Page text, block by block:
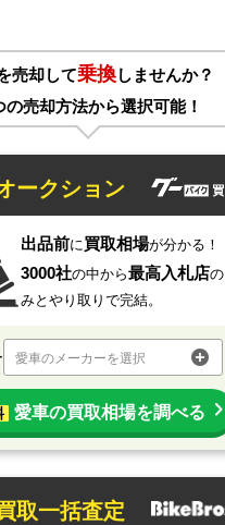
売却して乗換しませんか？
の売却方法から選択可能！
ークション
出品前に買取相場が分かる！
3000社の中から最高入札店の
みとやり取りで完結。
愛車のメーカーを選択
愛車の買取相場を調べる
取一括査定